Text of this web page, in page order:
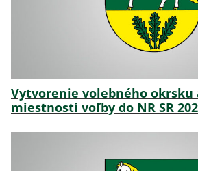
Vytvorenie volebného okrsku
miestnosti voľby do NR SR